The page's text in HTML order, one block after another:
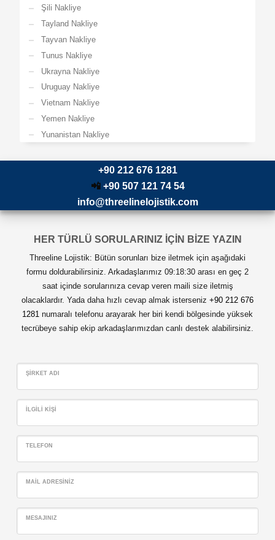
Şili Nakliye
Tayland Nakliye
Tayvan Nakliye
Tunus Nakliye
Ukrayna Nakliye
Uruguay Nakliye
Vietnam Nakliye
Yemen Nakliye
Yunanistan Nakliye
+90 212 676 1281
📲 +90 507 121 74 54
info@threelinelojistik.com
HER TÜRLÜ SORULARINIZ İÇİN BİZE YAZIN
Threeline Lojistik: Bütün sorunları bize iletmek için aşağıdaki
formu doldurabilirsiniz. Arkadaşlarımız 09:18:30 arası en geç 2
saat içinde sorularınıza cevap veren maili size iletmiş
olacaklardır. Yada daha hızlı cevap almak isterseniz +90 212 676
1281 numaralı telefonu arayarak her biri kendi bölgesinde yüksek
tecrübeye sahip ekip arkadaşlarımızdan canlı destek alabilirsiniz.
ŞIRKET ADI
İLGILI KIŞI
TELEFON
MAIL ADRESINIZ
MESAJINIZ